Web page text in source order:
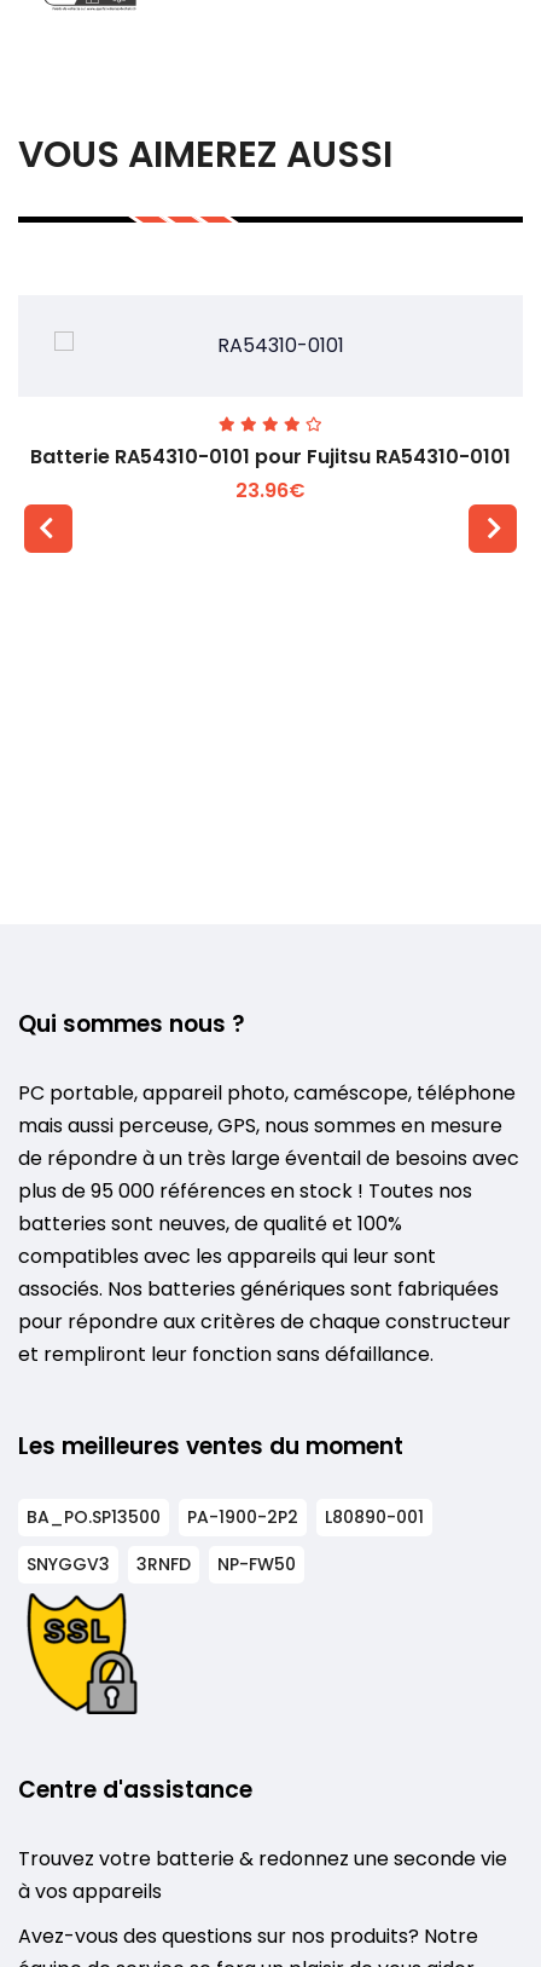
VOUS AIMEREZ AUSSI
Batterie RA54310-0101 pour Fujitsu RA54310-0101
23.96€
Qui sommes nous ?
PC portable, appareil photo, caméscope, téléphone
mais aussi perceuse, GPS, nous sommes en mesure
de répondre à un très large éventail de besoins avec
plus de 95 000 références en stock ! Toutes nos
batteries sont neuves, de qualité et 100%
compatibles avec les appareils qui leur sont
associés. Nos batteries génériques sont fabriquées
pour répondre aux critères de chaque constructeur
et rempliront leur fonction sans défaillance.
Les meilleures ventes du moment
BA_PO.SP13500 PA-1900-2P2
L80890-001
SNYGGV3
3RNFD NP-FW50
Centre d'assistance
Trouvez votre batterie & redonnez une seconde vie
à vos appareils
Avez-vous des questions sur nos produits? Notre